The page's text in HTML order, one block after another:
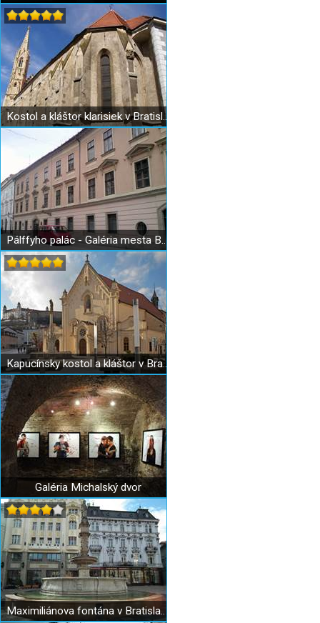
Kostol a kláštor klarisiek v Bratislave
Pálffyho palác - Galéria mesta Bratislavy
Kapucínsky kostol a kláštor v Bratislave
Galéria Michalský dvor
Maximiliánova fontána v Bratislave